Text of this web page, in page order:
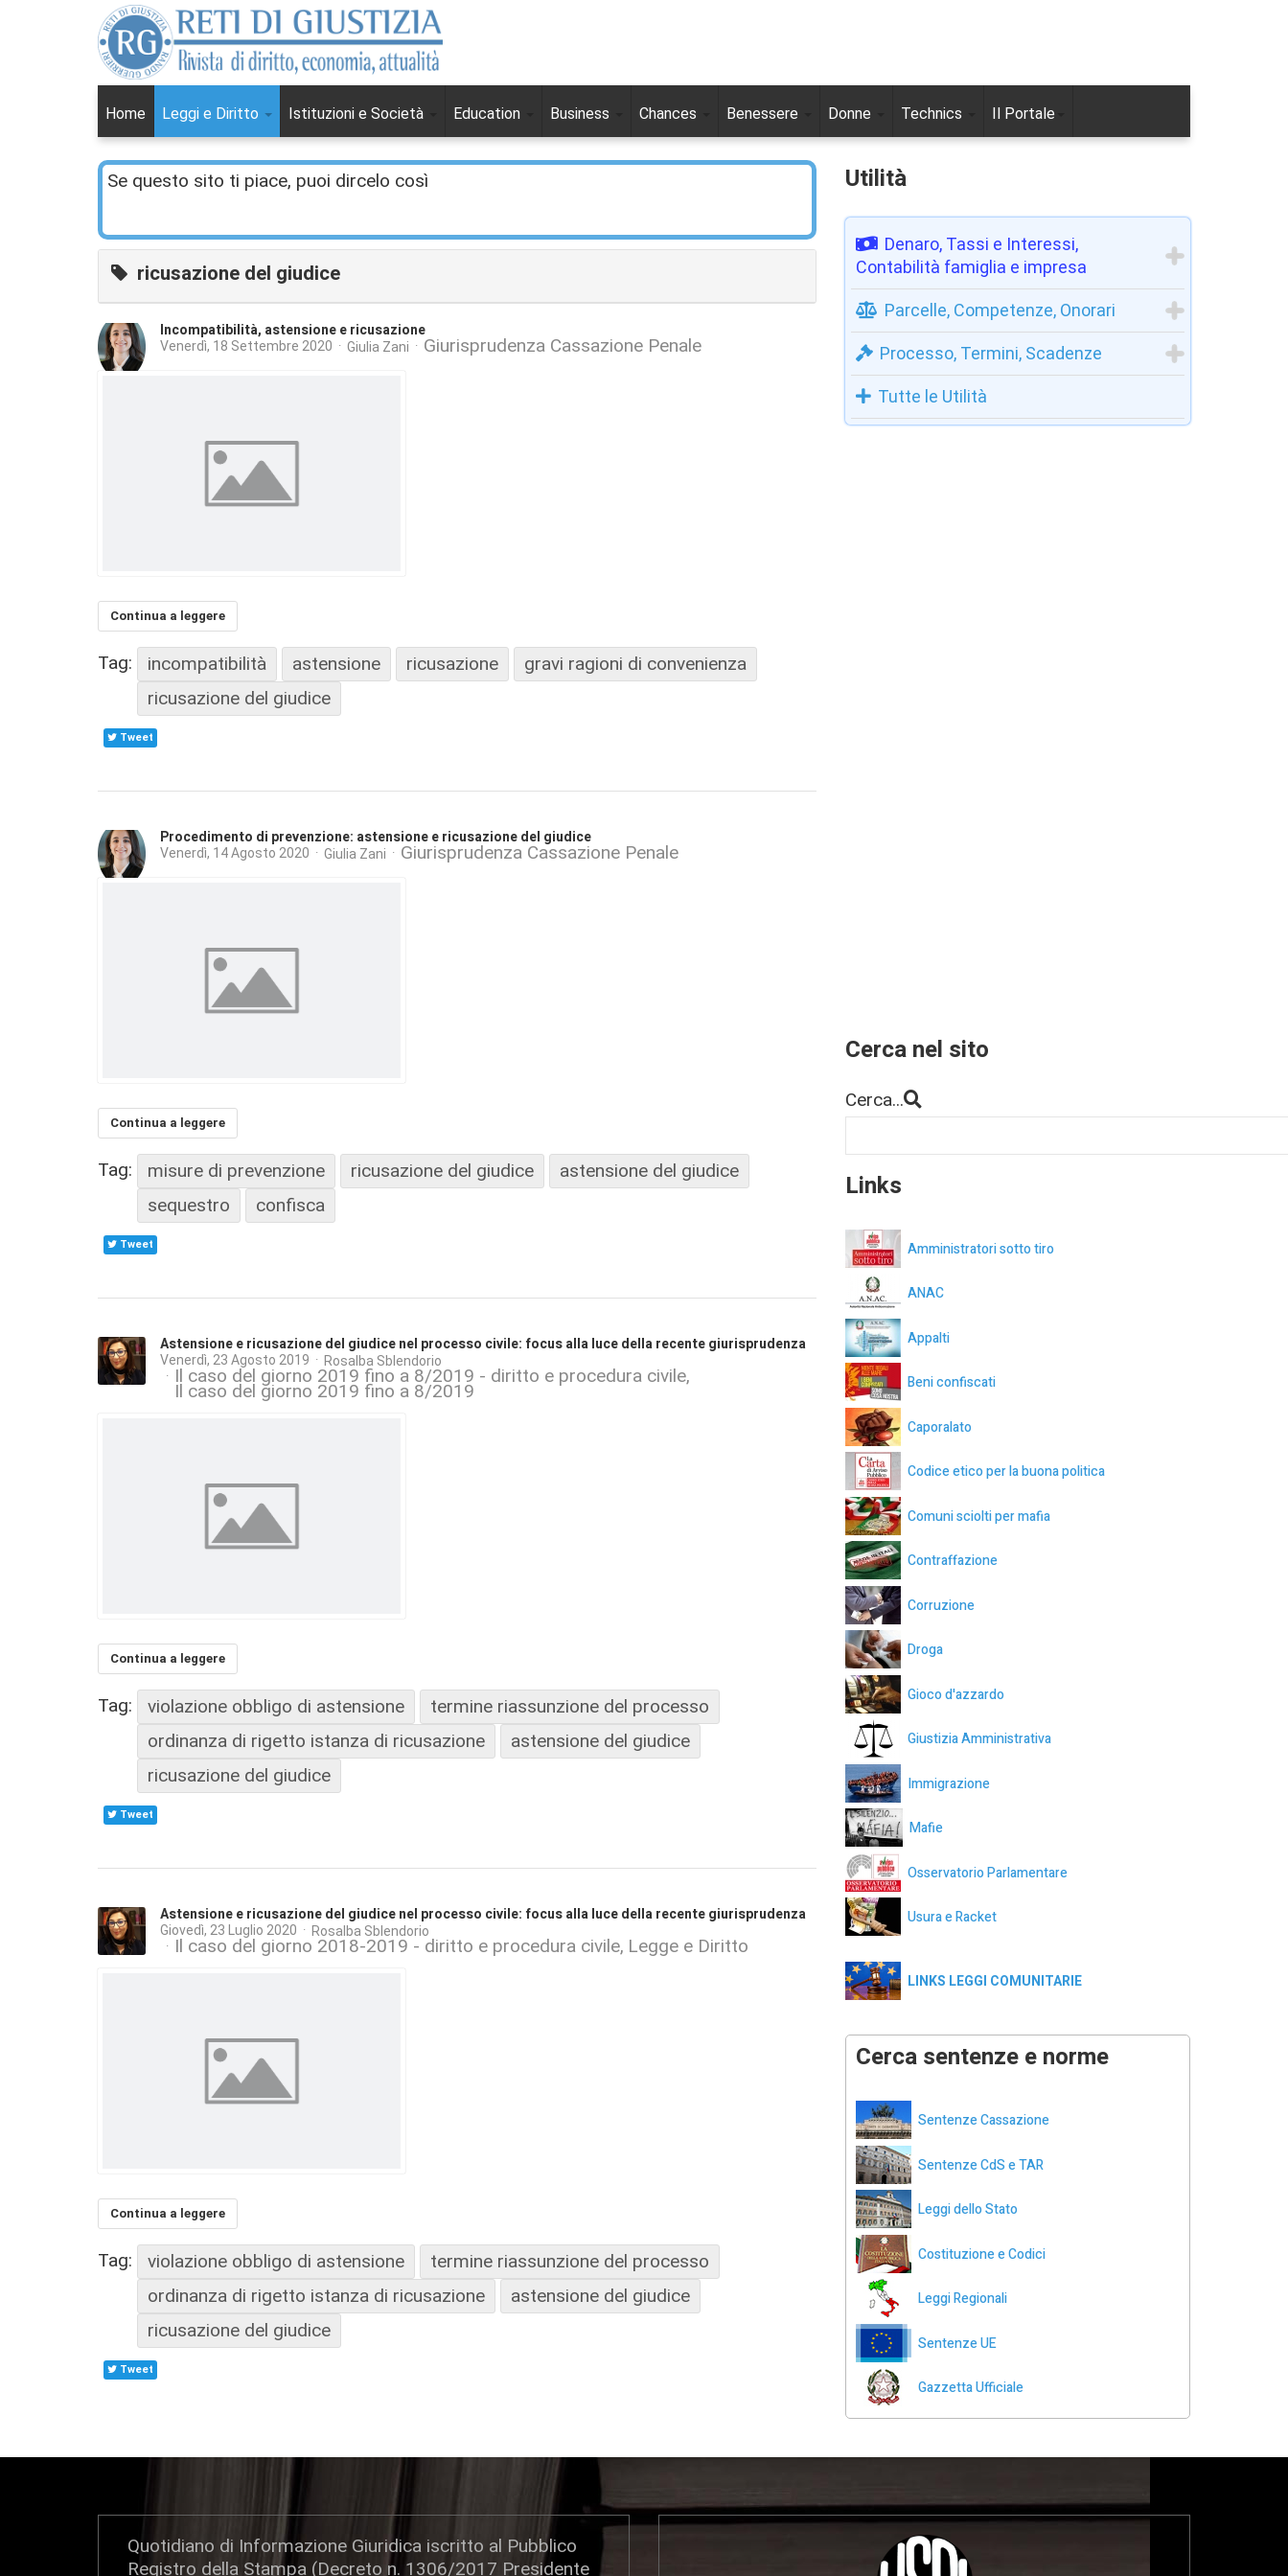
Home Leggi e Diritto Istituzioni e Società Education Business Chances Benessere Donne Technics Il Portale
Se questo sito ti piace, puoi dircelo così
ricusazione del giudice
Incompatibilità, astensione e ricusazione
Venerdì, 18 Settembre 2020 Giulia Zani Giurisprudenza Cassazione Penale
Continua a leggere
Tag: incompatibilità astensione ricusazione
gravi ragioni di convenienza
ricusazione del giudice
Tweet
Procedimento di prevenzione: astensione e ricusazione del giudice
Venerdì, 14 Agosto 2020 Giulia Zani Giurisprudenza Cassazione Penale
Continua a leggere
Tag: misure di prevenzione ricusazione del giudice
astensione del giudice
sequestro
confisca
Tweet
Astensione e ricusazione del giudice nel processo civile: focus alla luce della recente giurisprudenza
Venerdì, 23 Agosto 2019 Rosalba Sblendorio
Il caso del giorno 2019 fino a 8/2019 - diritto e procedura civile
Il caso del giorno 2019 fino a 8/2019
Continua a leggere
Tag: violazione obbligo di astensione
termine riassunzione del processo
ordinanza di rigetto istanza di ricusazione
astensione del giudice
ricusazione del giudice
Tweet
Astensione e ricusazione del giudice nel processo civile: focus alla luce della recente giurisprudenza
Giovedì, 23 Luglio 2020 Rosalba Sblendorio
Il caso del giorno 2018-2019 - diritto e procedura civile Legge e Diritto
Continua a leggere
Tag: violazione obbligo di astensione
termine riassunzione del processo
ordinanza di rigetto istanza di ricusazione
astensione del giudice
ricusazione del giudice
Tweet
Utilità
Denaro, Tassi e Interessi,
Contabilità famiglia e impresa
Parcelle, Competenze, Onorari
Processo, Termini, Scadenze
Tutte le Utilità
Cerca nel sito
Cerca...
Links
Amministratori sotto tiro
ANAC
Appalti
Beni confiscati
Caporalato
Codice etico per la buona politica
Comuni sciolti per mafia
Contraffazione
Corruzione
Droga
Gioco d'azzardo
Giustizia Amministrativa
Immigrazione
Mafie
Osservatorio Parlamentare
Usura e Racket
LINKS LEGGI COMUNITARIE
Cerca sentenze e norme
Sentenze Cassazione
Sentenze CdS e TAR
Leggi dello Stato
Costituzione e Codici
Leggi Regionali
Sentenze UE
Gazzetta Ufficiale
Quotidiano di Informazione Giuridica iscritto al Pubblico
Registro della Stampa (Decreto n. 1306/2017 Presidente